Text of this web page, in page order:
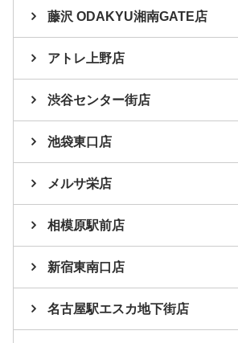
藤沢 ODAKYU湘南GATE店
アトレ上野店
渋谷センター街店
池袋東口店
メルサ栄店
相模原駅前店
新宿東南口店
名古屋駅エスカ地下街店